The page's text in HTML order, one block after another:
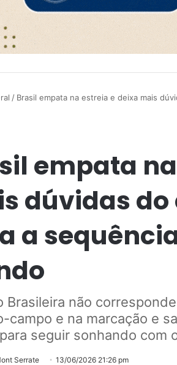
/ Brasil empata na estreia e deixa mais
empata
dúvidas do
a
Brasileira não
campo e na marcação e
seguir sonhando com
Serrate 13/06/2026 21:26 pm